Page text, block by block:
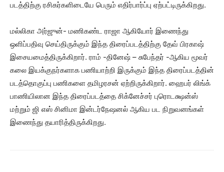
படத்திற்கு ரசிகர்களிடையே பெரும் எதிர்பார்ப்பு ஏற்பட்டிருக்கிறது.
மல்லிகா அர்ஜுன்- மணிகண்ட ராஜா ஆகியோர் இணைந்து
ஒளிப்பதிவு செய்திருக்கும் இந்த திரைப்படத்திற்கு தேவ் பிரகாஷ்
இசையமைத்திருக்கிறார். ராம் -தினேஷ் – சுபேந்தர் -ஆகிய மூவர்
கலை இயக்குநர்களாக பணியாற்றி இருக்கும் இந்த திரைப்படத்தின்
படத்தொகுப்பு பணிகளை தமிழரசன் ஏற்றிருக்கிறார். ஹைபர் லிங்க்
பாணியிலான இந்த திரைப்படத்தை சிக்னேச்சர் புரொடக்ஷன்ஸ்
மற்றும் ஜி எஸ் சினிமா இன்டர்நேஷனல் ஆகிய பட நிறுவனங்கள்
இணைந்து தயாரித்திருக்கிறது.